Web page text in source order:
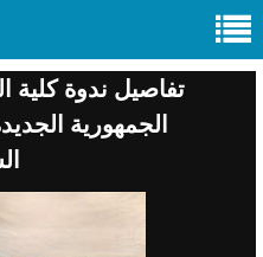
تفاصيل ندوة كلية
الجمهورية